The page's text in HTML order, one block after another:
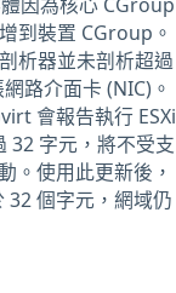
到裝置 CGroup。
析器並未剖析超過
路介面卡 (NIC)。
會報告執行 ESXi
32 字元，將不受支
。使用此更新後，
32 個字元，網域仍